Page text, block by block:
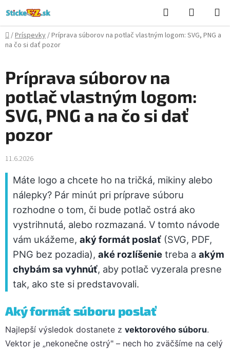
na
obsah
Hľadať
KOŠÍK
Domov
/Príspevky/Príprava súborov na potlač vlastným logom: SVG, PNG a
na čo si dať pozor
Príprava súborov na
potlač vlastným logom:
SVG, PNG a na čo si dať
pozor
11.6.2026
Máte logo a chcete ho na tričká, mikiny alebo
nálepky? Pár minút pri príprave súboru
rozhodne o tom, či bude potlač ostrá ako
vystrihnutá, alebo rozmazaná. V tomto návode
vám ukážeme, aký formát poslať (SVG, PDF,
PNG bez pozadia), aké rozlíšenie treba a akým
chybám sa vyhnúť, aby potlač vyzerala presne
tak, ako ste si predstavovali.
Aký formát súboru poslať
Najlepší výsledok dostanete z vektorového súboru.
Vektor je „nekonečne ostrý" – nech ho zväčšíme na celý